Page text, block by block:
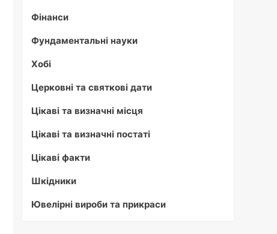
Фінанси
Фундаментальні науки
Хобі
Церковні та святкові дати
Цікаві та визначні місця
Цікаві та визначні постаті
Цікаві факти
Шкідники
Ювелірні вироби та прикраси